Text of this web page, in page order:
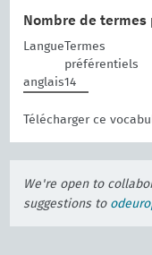
Nombre de termes
Langue Termes
préférentiels
anglais14
Télécharger ce
We're open to
suggestions to